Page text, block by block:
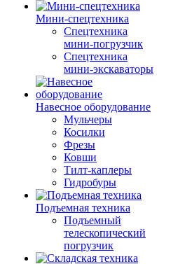
Мини-спецтехника
Спецтехника
мини-погрузчик
Спецтехника
мини-экскаваторы
Навесное оборудование
Мульчеры
Косилки
Фрезы
Ковши
Тилт-каплеры
Гидробуры
Подъемная техника
Подъемный
телескопический
погрузчик